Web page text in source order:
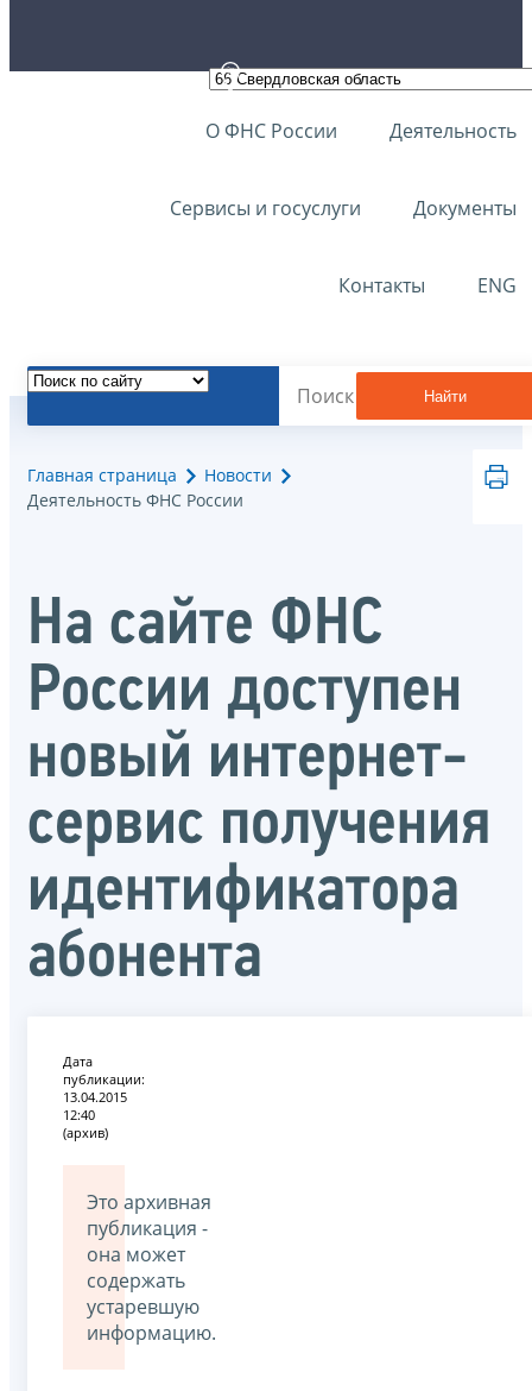
О ФНС России Деятельность
Сервисы и госуслуги Документы
Контакты ENG
Найти
Главная страница
Новости
Деятельность ФНС России
На сайте ФНС
России доступен
новый интернет-
сервис получения
идентификатора
абонента
Дата
публикации:
13.04.2015
12:40
(архив)
Это архивная
публикация -
она может
содержать
устаревшую
информацию.